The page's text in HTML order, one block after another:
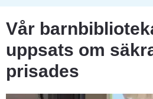
Vår
uppsats om
prisades